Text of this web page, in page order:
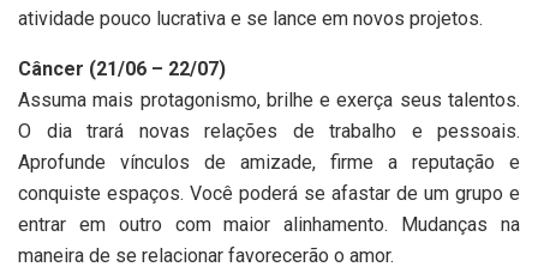
atividade pouco lucrativa e se lance em novos projetos.
Câncer (21/06 – 22/07)
Assuma mais protagonismo, brilhe e exerça seus talentos.
O dia trará novas relações de trabalho e pessoais.
Aprofunde vínculos de amizade, firme a reputação e
conquiste espaços. Você poderá se afastar de um grupo e
entrar em outro com maior alinhamento. Mudanças na
maneira de se relacionar favorecerão o amor.